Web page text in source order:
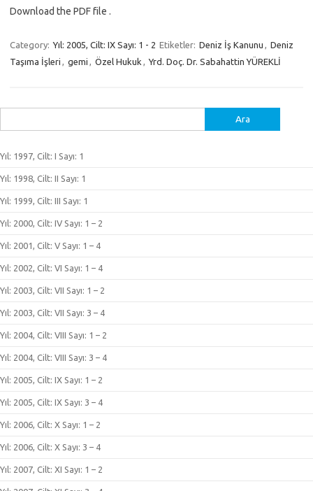
Download the PDF file .
Category: Yıl: 2005, Cilt: IX Sayı: 1 - 2 Etiketler: Deniz İş Kanunu
Deniz
Taşıma İşleri
gemi Özel Hukuk Yrd. Doç. Dr. Sabahattin YÜREKLİ
Yıl: 1997, Cilt: I Sayı: 1
Yıl: 1998, Cilt: II Sayı: 1
Yıl: 1999, Cilt: III Sayı: 1
Yıl: 2000, Cilt: IV Sayı: 1 – 2
Yıl: 2001, Cilt: V Sayı: 1 – 4
Yıl: 2002, Cilt: VI Sayı: 1 – 4
Yıl: 2003, Cilt: VII Sayı: 1 – 2
Yıl: 2003, Cilt: VII Sayı: 3 – 4
Yıl: 2004, Cilt: VIII Sayı: 1 – 2
Yıl: 2004, Cilt: VIII Sayı: 3 – 4
Yıl: 2005, Cilt: IX Sayı: 1 – 2
Yıl: 2005, Cilt: IX Sayı: 3 – 4
Yıl: 2006, Cilt: X Sayı: 1 – 2
Yıl: 2006, Cilt: X Sayı: 3 – 4
Yıl: 2007, Cilt: XI Sayı: 1 – 2